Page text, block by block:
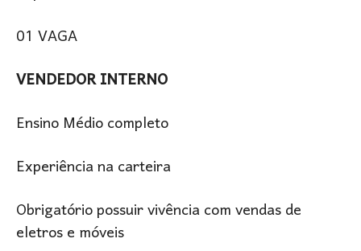
01 VAGA
VENDEDOR INTERNO
Ensino Médio completo
Experiência na carteira
Obrigatório possuir vivência com vendas de
eletros e móveis